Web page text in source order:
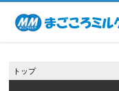
トップ